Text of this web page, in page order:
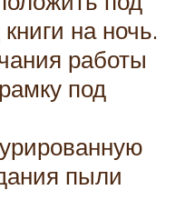
на ночь.
работы
под
пыли